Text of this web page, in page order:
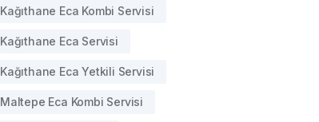
Kağıthane Eca Kombi Servisi
Kağıthane Eca Servisi
Kağıthane Eca Yetkili Servisi
Maltepe Eca Kombi Servisi